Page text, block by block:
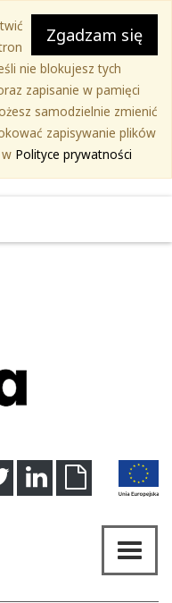
Zgadzam się
nie blokujesz tych
zapisanie w pamięci
samodzielnie zmienić
zapisywanie plików
Polityce prywatności
TwitterLinkedinDownload